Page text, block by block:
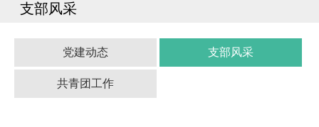
支部风采
党建动态 支部风采
共青团工作